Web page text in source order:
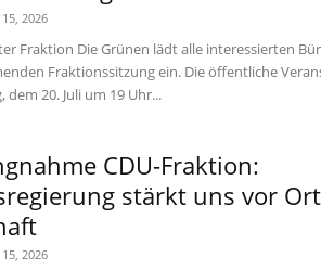
15, 2026
Fraktion Die Grünen lädt alle interessierten
Fraktionssitzung ein. Die öffentliche
dem 20. Juli um 19 Uhr...
CDU-Fraktion:
stärkt uns vor Ort
15, 2026